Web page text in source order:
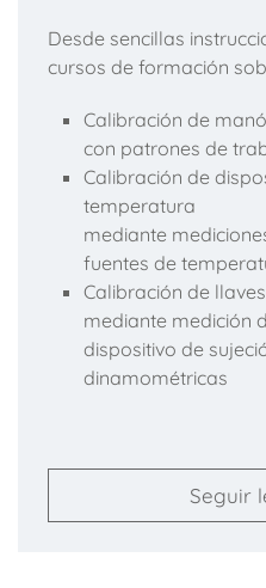
Desde sencillas
cursos de formación
Calibración de
con patrones de
Calibración de
temperatura
mediante
fuentes de
Calibración de
mediante medición
dispositivo de
dinamométricas
Seguir